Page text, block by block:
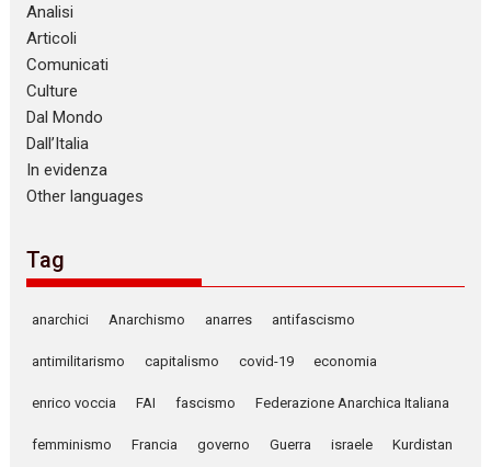
Analisi
Articoli
Comunicati
Culture
Dal Mondo
Dall’Italia
In evidenza
Other languages
Tag
anarchici Anarchismo anarres antifascismo
antimilitarismo capitalismo covid-19 economia
enrico voccia FAI fascismo Federazione Anarchica Italiana
femminismo Francia governo Guerra israele Kurdistan